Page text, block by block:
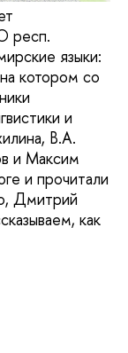
респ.
языки:
котором со
и
В.А.
и Максим
и прочитали
Дмитрий
как